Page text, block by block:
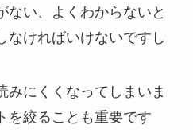
ない、よくわからないと
なければいけないですし
みにくくなってしまいま
を絞ることも重要です